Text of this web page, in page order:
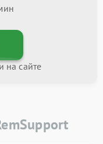
на сайте